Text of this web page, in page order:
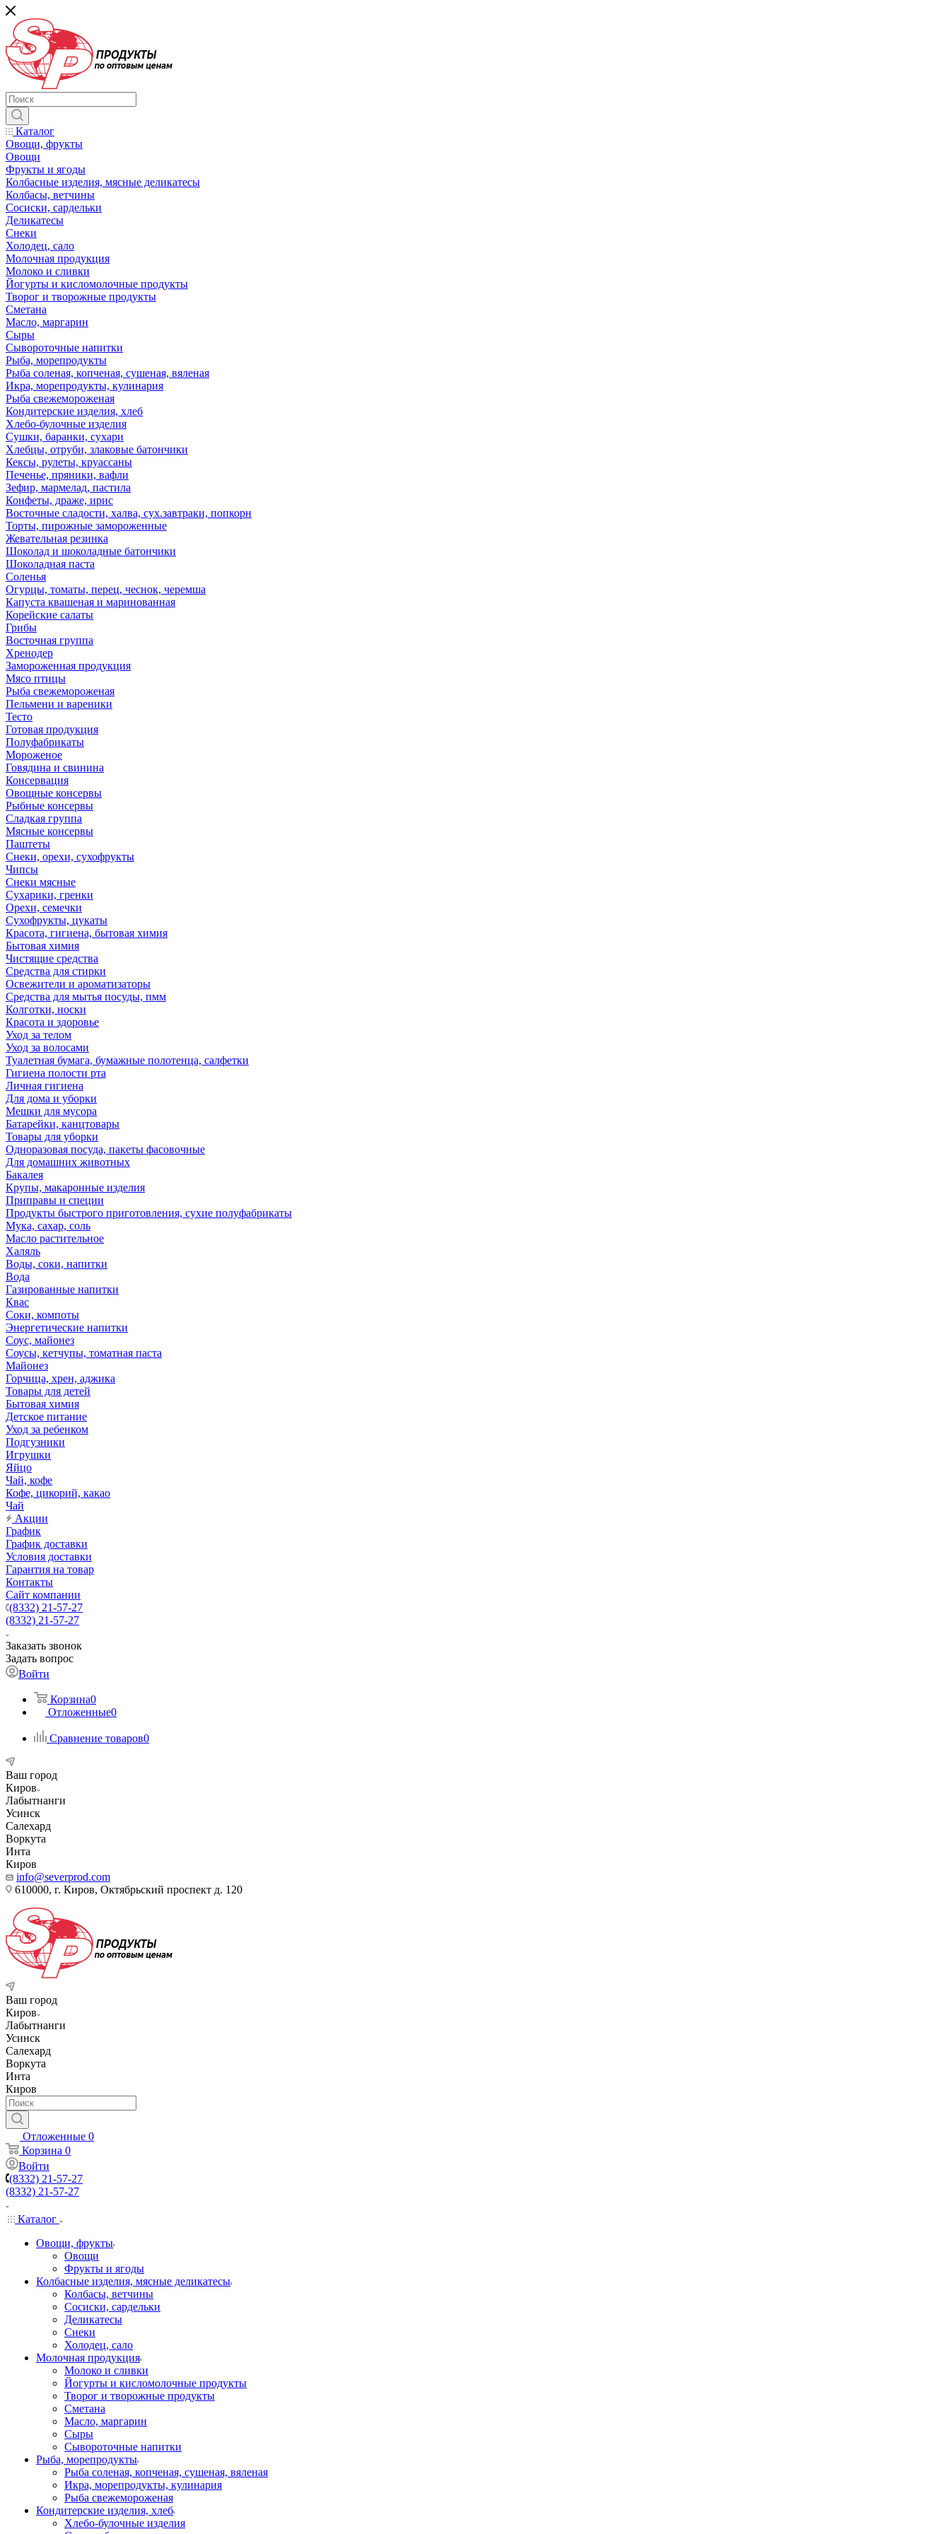
Каталог
Овощи, фрукты
Овощи
Фрукты и ягоды
Колбасные изделия, мясные деликатесы
Колбасы, ветчины
Сосиски, сардельки
Деликатесы
Снеки
Холодец, сало
Молочная продукция
Молоко и сливки
Йогурты и кисломолочные продукты
Творог и творожные продукты
Сметана
Масло, маргарин
Сыры
Сывороточные напитки
Рыба, морепродукты
Рыба соленая, копченая, сушеная, вяленая
Икра, морепродукты, кулинария
Рыба свежемороженая
Кондитерские изделия, хлеб
Хлебо-булочные изделия
Сушки, баранки, сухари
Хлебцы, отруби, злаковые батончики
Кексы, рулеты, круассаны
Печенье, пряники, вафли
Зефир, мармелад, пастила
Конфеты, драже, ирис
Восточные сладости, халва, сух.завтраки, попкорн
Торты, пирожные замороженные
Жевательная резинка
Шоколад и шоколадные батончики
Шоколадная паста
Соленья
Огурцы, томаты, перец, чеснок, черемша
Капуста квашеная и маринованная
Корейские салаты
Грибы
Восточная группа
Хренодер
Замороженная продукция
Мясо птицы
Рыба свежемороженая
Пельмени и вареники
Тесто
Готовая продукция
Полуфабрикаты
Мороженое
Говядина и свинина
Консервация
Овощные консервы
Рыбные консервы
Сладкая группа
Мясные консервы
Паштеты
Снеки, орехи, сухофрукты
Чипсы
Снеки мясные
Сухарики, гренки
Орехи, семечки
Сухофрукты, цукаты
Красота, гигиена, бытовая химия
Бытовая химия
Чистящие средства
Средства для стирки
Освежители и ароматизаторы
Средства для мытья посуды, пмм
Колготки, носки
Красота и здоровье
Уход за телом
Уход за волосами
Туалетная бумага, бумажные полотенца, салфетки
Гигиена полости рта
Личная гигиена
Для дома и уборки
Мешки для мусора
Батарейки, канцтовары
Товары для уборки
Одноразовая посуда, пакеты фасовочные
Для домашних животных
Бакалея
Крупы, макаронные изделия
Приправы и специи
Продукты быстрого приготовления, сухие полуфабрикаты
Мука, сахар, соль
Масло растительное
Халяль
Воды, соки, напитки
Вода
Газированные напитки
Квас
Соки, компоты
Энергетические напитки
Соус, майонез
Соусы, кетчупы, томатная паста
Майонез
Горчица, хрен, аджика
Товары для детей
Бытовая химия
Детское питание
Уход за ребенком
Подгузники
Игрушки
Яйцо
Чай, кофе
Кофе, цикорий, какао
Чай
Акции
График
График доставки
Условия доставки
Гарантия на товар
Контакты
Сайт компании
(8332) 21-57-27
(8332) 21-57-27
Заказать звонок
Задать вопрос
Войти
Корзина0
Отложенные0
Сравнение товаров0
Ваш город
Киров
Лабытнанги
Усинск
Салехард
Воркута
Инта
Киров
info@severprod.com
610000, г. Киров, Октябрьский проспект д. 120
Ваш город
Киров
Лабытнанги
Усинск
Салехард
Воркута
Инта
Киров
Отложенные 0
Корзина 0
Войти
(8332) 21-57-27
(8332) 21-57-27
Каталог
Овощи, фрукты
Овощи
Фрукты и ягоды
Колбасные изделия, мясные деликатесы
Колбасы, ветчины
Сосиски, сардельки
Деликатесы
Снеки
Холодец, сало
Молочная продукция
Молоко и сливки
Йогурты и кисломолочные продукты
Творог и творожные продукты
Сметана
Масло, маргарин
Сыры
Сывороточные напитки
Рыба, морепродукты
Рыба соленая, копченая, сушеная, вяленая
Икра, морепродукты, кулинария
Рыба свежемороженая
Кондитерские изделия, хлеб
Хлебо-булочные изделия